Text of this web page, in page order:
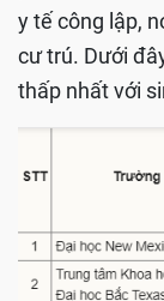
y tế công lập,
cư trú. Dưới
thấp nhất với